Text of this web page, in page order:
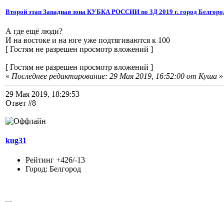
Второй этап Западная зона КУБКА РОССИИ по 3Д 2019 г. город
А где ещё люди?
И на востоке и на юге уже подтягиваются к 100
[ Гостям не разрешен просмотр вложений ]
[ Гостям не разрешен просмотр вложений ]
« Последнее редактирование: 29 Мая 2019, 16:52:00 от Куша »
29 Мая 2019, 18:29:53
Ответ #8
kug31
Рейтинг +426/-13
Город: Белгород